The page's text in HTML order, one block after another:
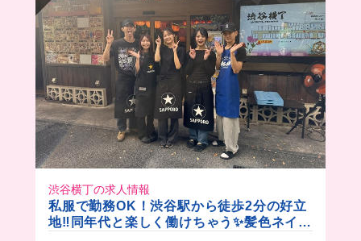
も⁉️🫣
渋谷横丁の求人情報
私服で勤務OK！渋谷駅から徒歩2分の好立
地‼️同年代と楽しく働けちゃう✨髪色ネイル